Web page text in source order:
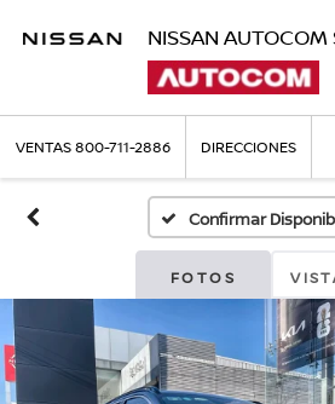
NISSAN AUTOCOM
VENTAS800-711-2886 DIRECCIONES
Confirmar
FOTOS